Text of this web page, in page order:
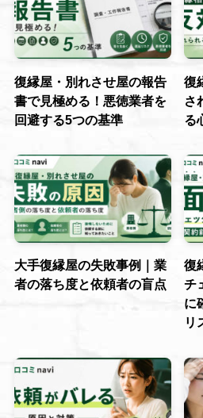
復縁屋・別れさせ屋の報告
書で見極める！悪徳業者を
回避する5つの基準
復
さ
る
大手復縁屋の失敗事例｜業
者の落ち度と依頼者の盲点
復
チ
に
リ